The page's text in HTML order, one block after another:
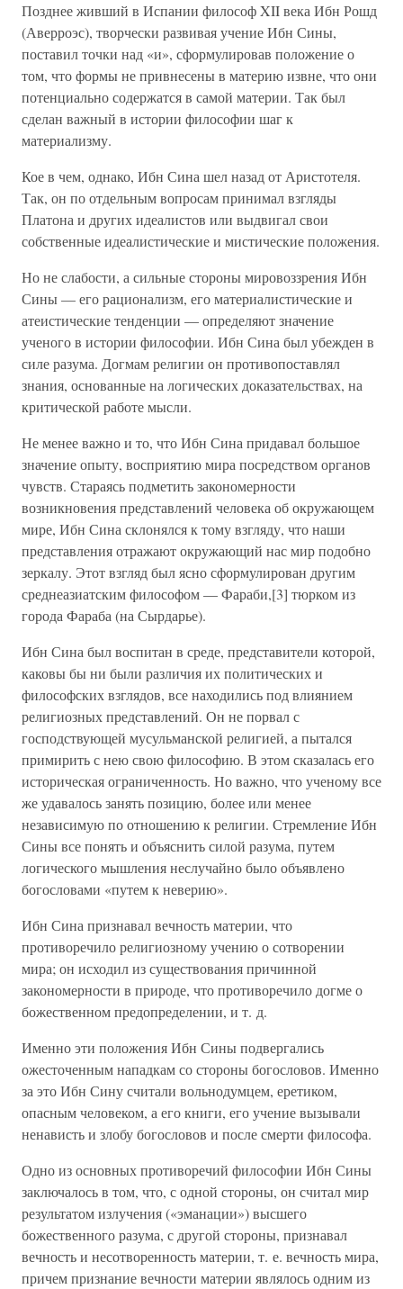
Позднее живший в Испании философ XII века Ибн Рошд
(Аверроэс), творчески развивая учение Ибн Сины,
поставил точки над «и», сформулировав положение о
том, что формы не привнесены в материю извне, что они
потенциально содержатся в самой материи. Так был
сделан важный в истории философии шаг к
материализму.
Кое в чем, однако, Ибн Сина шел назад от Аристотеля.
Так, он по отдельным вопросам принимал взгляды
Платона и других идеалистов или выдвигал свои
собственные идеалистические и мистические положения.
Но не слабости, а сильные стороны мировоззрения Ибн
Сины — его рационализм, его материалистические и
атеистические тенденции — определяют значение
ученого в истории философии. Ибн Сина был убежден в
силе разума. Догмам религии он противопоставлял
знания, основанные на логических доказательствах, на
критической работе мысли.
Не менее важно и то, что Ибн Сина придавал большое
значение опыту, восприятию мира посредством органов
чувств. Стараясь подметить закономерности
возникновения представлений человека об окружающем
мире, Ибн Сина склонялся к тому взгляду, что наши
представления отражают окружающий нас мир подобно
зеркалу. Этот взгляд был ясно сформулирован другим
среднеазиатским философом — Фараби,[3] тюрком из
города Фараба (на Сырдарье).
Ибн Сина был воспитан в среде, представители которой,
каковы бы ни были различия их политических и
философских взглядов, все находились под влиянием
религиозных представлений. Он не порвал с
господствующей мусульманской религией, а пытался
примирить с нею свою философию. В этом сказалась его
историческая ограниченность. Но важно, что ученому все
же удавалось занять позицию, более или менее
независимую по отношению к религии. Стремление Ибн
Сины все понять и объяснить силой разума, путем
логического мышления неслучайно было объявлено
богословами «путем к неверию».
Ибн Сина признавал вечность материи, что
противоречило религиозному учению о сотворении
мира; он исходил из существования причинной
закономерности в природе, что противоречило догме о
божественном предопределении, и т. д.
Именно эти положения Ибн Сины подвергались
ожесточенным нападкам со стороны богословов. Именно
за это Ибн Сину считали вольнодумцем, еретиком,
опасным человеком, а его книги, его учение вызывали
ненависть и злобу богословов и после смерти философа.
Одно из основных противоречий философии Ибн Сины
заключалось в том, что, с одной стороны, он считал мир
результатом излучения («эманации») высшего
божественного разума, с другой стороны, признавал
вечность и несотворенность материи, т. е. вечность мира,
причем признание вечности материи являлось одним из